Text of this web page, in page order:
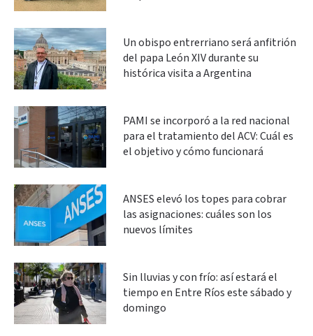
Un obispo entrerriano será anfitrión
del papa León XIV durante su
histórica visita a Argentina
PAMI se incorporó a la red nacional
para el tratamiento del ACV: Cuál es
el objetivo y cómo funcionará
ANSES elevó los topes para cobrar
las asignaciones: cuáles son los
nuevos límites
Sin lluvias y con frío: así estará el
tiempo en Entre Ríos este sábado y
domingo